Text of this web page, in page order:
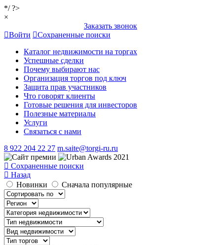
*/ ?>
×
Заказать звонок
Войти
Сохраненные поиски
Каталог недвижимости на торгах
Успешные сделки
Почему выбирают нас
Организация торгов под ключ
Защита прав участников
Что говорят клиенты
Готовые решения для инвесторов
Полезные материалы
Услуги
Связаться с нами
8 922 204 22 27 m.saite@torgi-ru.ru
Сохраненные поиски
Назад
Новинки
Сначала популярные